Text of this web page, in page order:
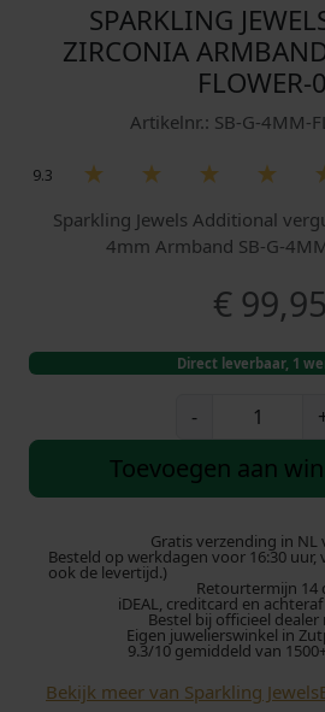
SPARKLING
ZIRCONIA
FLOWER-
Artikelnr.: SB-G-4MM-
9.3
Sparkling Jewels Additional
4mm Armband SB-G-
€99,95
Direct leverbaar, 1
-
a
l
i
g
J
w
Toevoegen aan
Gratis verzending in NL
Besteld op werkdagen voor 16:30 uur,
ook de levertijd.)
Retourtermijn 14
iDEAL, creditcard en
Bestel bij officieel
Eigen juwelierswinkel in
9.3/10 gemiddeld van
Bekijk meer van Sparkling Jewels